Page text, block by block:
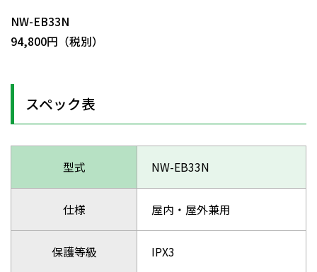
NW-EB33N
94,800円（税別）
スペック表
型式 NW-EB33N
仕様 屋内・屋外兼用
保護等級 IPX3